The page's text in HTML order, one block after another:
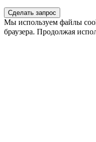
Сделать запрос
Мы используем файлы
браузера. Продолжая